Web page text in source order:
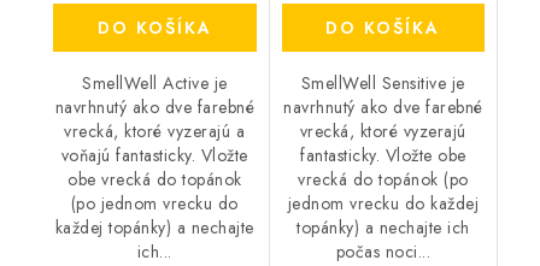
DO KOŠÍKA
SmellWell Active je
navrhnutý ako dve farebné
vrecká, ktoré vyzerajú a
voňajú fantasticky. Vložte
obe vrecká do topánok
(po jednom vrecku do
každej topánky) a nechajte
ich...
DO KOŠÍKA
SmellWell Sensitive je
navrhnutý ako dve farebné
vrecká, ktoré vyzerajú
fantasticky. Vložte obe
vrecká do topánok (po
jednom vrecku do každej
topánky) a nechajte ich
počas noci...